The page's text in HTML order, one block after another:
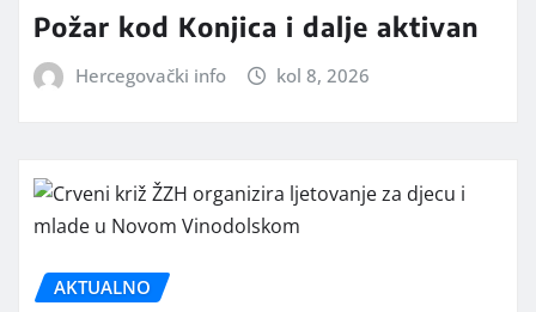
Požar kod Konjica i dalje aktivan
Hercegovački info kol 8, 2026
AKTUALNO